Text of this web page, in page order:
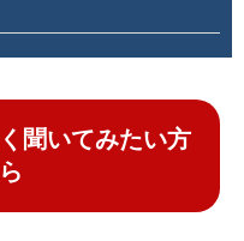
聞いてみたい方